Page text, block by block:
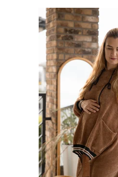
Dostupnosť:
Objednané
A53-44119/UNI